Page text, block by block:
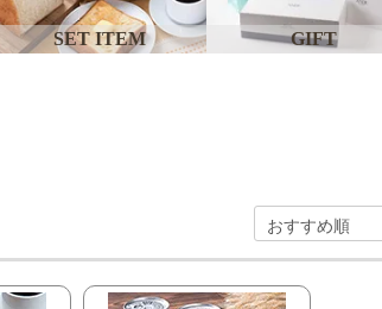
SET ITEM GIFT